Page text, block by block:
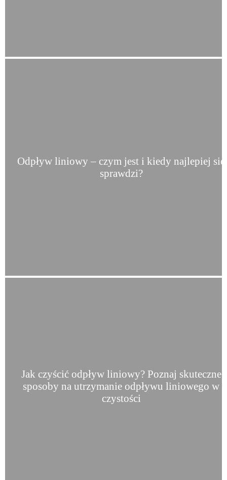
Odpływ liniowy – czym jest i kiedy najlepiej się
sprawdzi?
Jak czyścić odpływ liniowy? Poznaj skuteczne
sposoby na utrzymanie odpływu liniowego w
czystości